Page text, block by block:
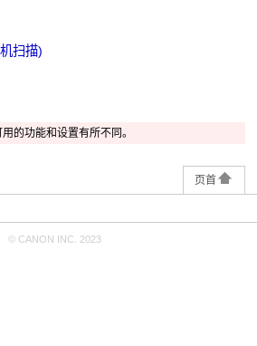
扫描)
用的功能和设置有所不同。
页首
© CANON INC. 2023